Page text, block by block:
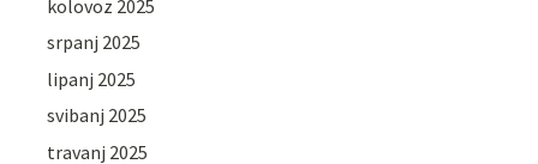
kolovoz 2025
srpanj 2025
lipanj 2025
svibanj 2025
travanj 2025